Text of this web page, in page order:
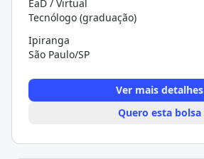
EaD / Virtual
Tecnólogo (graduação)
Ipiranga
São Paulo/SP
Ver mais detalhes
Quero esta bolsa